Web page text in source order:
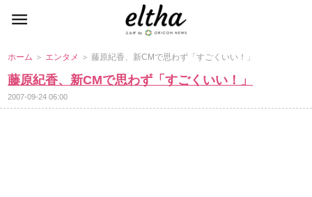
ホーム ＞ エンタメ ＞ 藤原紀香、新CMで思わず「すごくいい！」
藤原紀香、新CMで思わず「すごくいい！」
2007-09-24 06:00